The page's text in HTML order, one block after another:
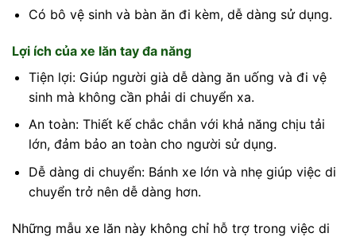
Có bô vệ sinh và bàn ăn đi kèm, dễ dàng sử dụng.
Lợi ích của xe lăn tay đa năng
Tiện lợi: Giúp người già dễ dàng ăn uống và đi vệ
sinh mà không cần phải di chuyển xa.
An toàn: Thiết kế chắc chắn với khả năng chịu tải
lớn, đảm bảo an toàn cho người sử dụng.
Dễ dàng di chuyển: Bánh xe lớn và nhẹ giúp việc di
chuyển trở nên dễ dàng hơn.
Những mẫu xe lăn này không chỉ hỗ trợ trong việc di